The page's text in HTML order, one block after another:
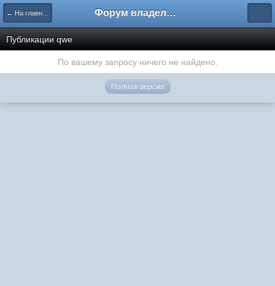
← На главную Форум владельцев интернет-магазинов
Публикации qwe
По вашему запросу ничего не найдено.
Полная версия